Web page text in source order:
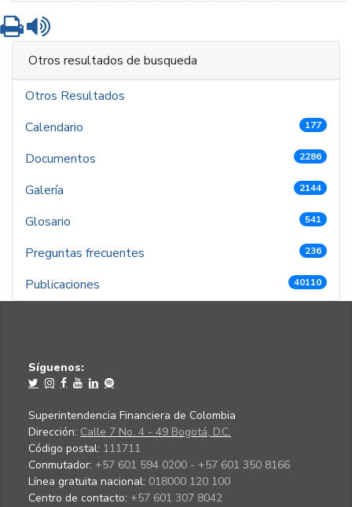
Imprimir
Otros resultados de busqueda
Otros Resultados
Calendario
177
Documentos 2286
Galería 2144
Glosario 541
Preguntas frecuentes 236
Publicaciones 40110
Síguenos:
Superintendencia Financiera de Colombia
Dirección: Calle 7 No. 4 - 49 Bogotá, D.C.
Código postal: 111711
Conmutador: +57 601 594 0200 - +57 601 350 8166
Línea gratuita nacional: 018000 120 100
Centro de contacto: +57 601 307 8042